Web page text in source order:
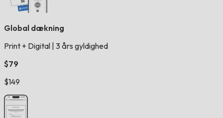
Global dækning
Print + Digital 3 års gyldighed
$79
$149